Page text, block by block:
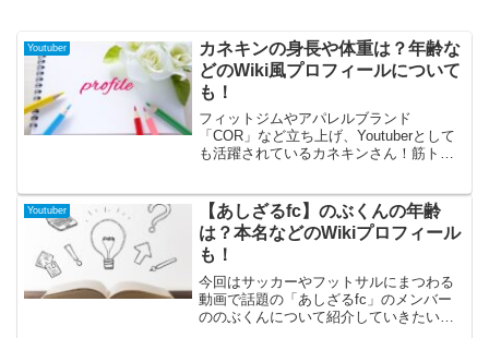
Youtuber
カネキンの身長や体重は？年齢な
どのWiki風プロフィールについて
も！
フィットジムやアパレルブランド
「COR」など立ち上げ、Youtuberとして
も活躍されているカネキンさん！筋トレ
録者数も40万9000人を超えるなど人気を
得ています。そんなカネキンさんについ
て身長や体重などのプロフィールをまと
めていますので、ぜひチェックしてみて
下さいね！
Youtuber
【あしざるfc】のぶくんの年齢
は？本名などのWikiプロフィール
も！
今回はサッカーやフットサルにまつわる
動画で話題の「あしざるfc」のメンバー
ののぶくんについて紹介していきたいと